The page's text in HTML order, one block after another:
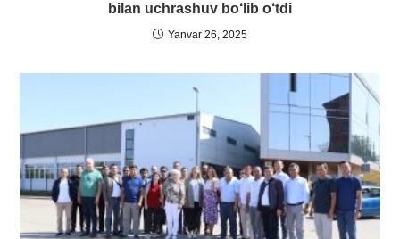
bilan uchrashuv bo‘lib o‘tdi
Yanvar 26, 2025